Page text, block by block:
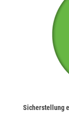
Sicherstellung